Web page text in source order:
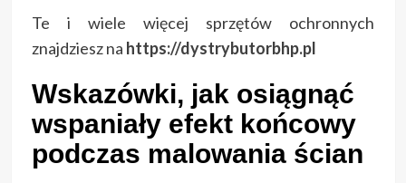
Te i wiele więcej sprzętów ochronnych
znajdziesz na https://dystrybutorbhp.pl
Wskazówki, jak osiągnąć
wspaniały efekt końcowy
podczas malowania ścian